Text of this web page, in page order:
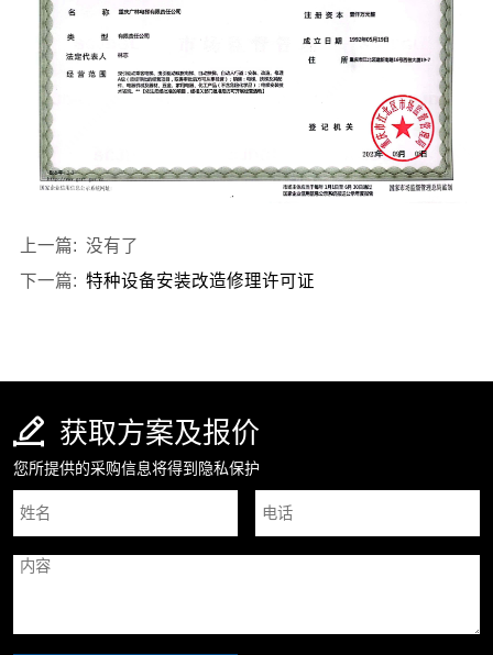
上一篇: 没有了
下一篇: 特种设备安装改造修理许可证
获取方案及报价
您所提供的采购信息将得到隐私保护